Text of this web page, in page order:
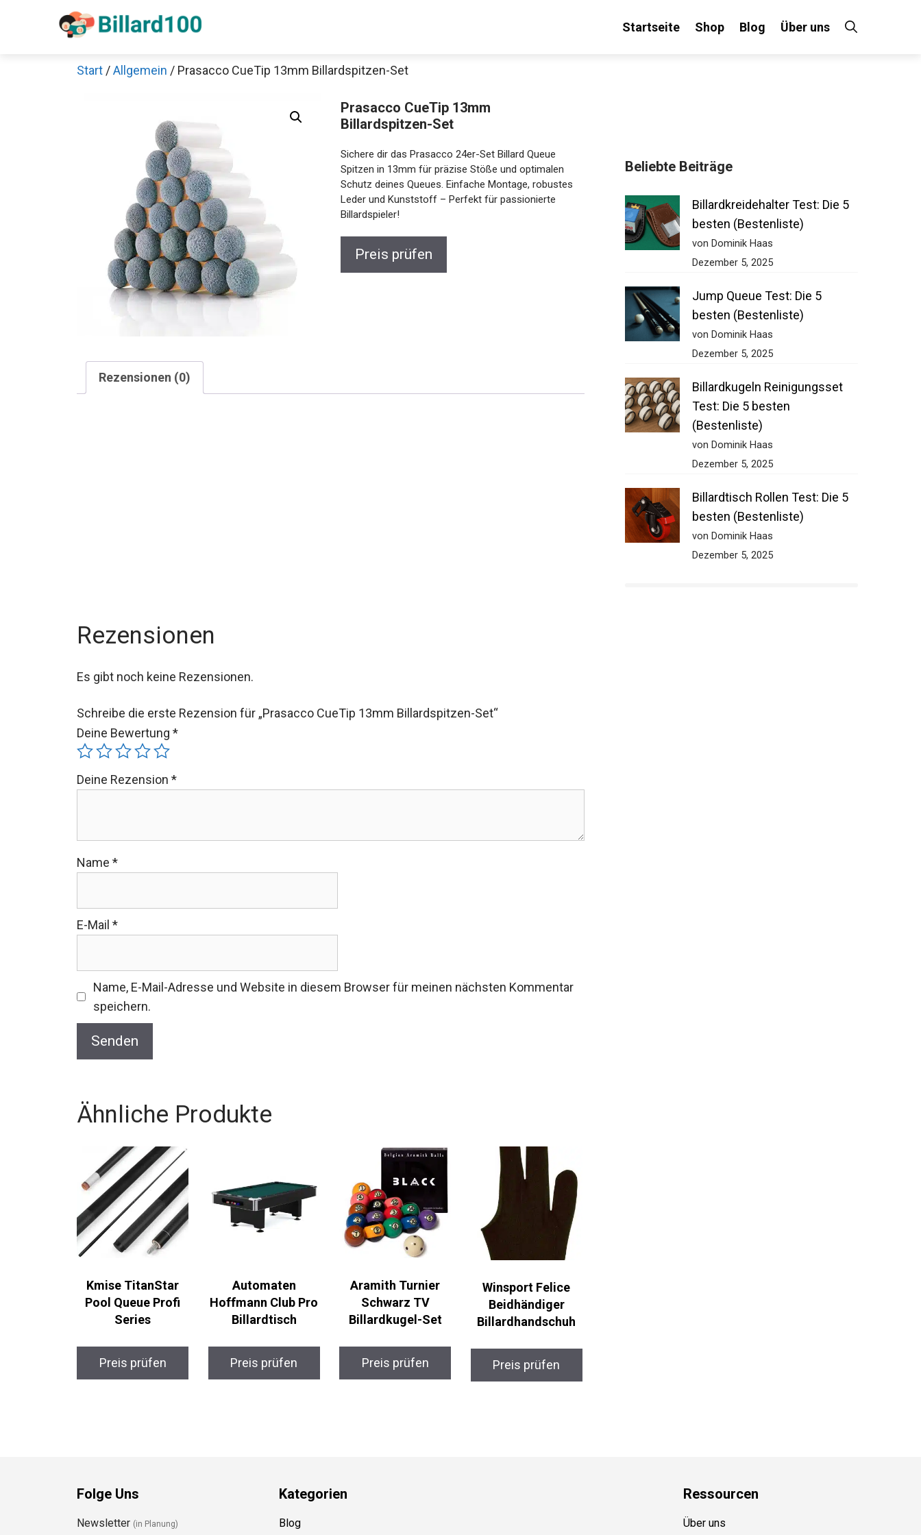
Startseite Shop Blog Über uns
Start /Allgemein / Prasacco CueTip 13mm Billardspitzen-Set
Prasacco CueTip 13mm
Billardspitzen-Set
Sichere dir das Prasacco 24er-Set Billard Queue
Spitzen in 13mm für präzise Stöße und optimalen
Schutz deines Queues. Einfache Montage, robustes
Leder und Kunststoff – Perfekt für passionierte
Billardspieler!
Preis prüfen
Rezensionen (0)
Rezensionen
Es gibt noch keine Rezensionen.
Schreibe die erste Rezension für „Prasacco CueTip 13mm Billardspitzen-Set“
Deine Bewertung *
Deine Rezension *
Name *
E-Mail *
Name, E-Mail-Adresse und Website in diesem Browser für meinen nächsten Kommentar
speichern.
Ähnliche Produkte
Kmise TitanStar
Pool Queue Profi
Series
Preis prüfen
Automaten
Hoffmann Club Pro
Billardtisch
Preis prüfen
Aramith Turnier
Schwarz TV
Billardkugel-Set
Preis prüfen
Winsport Felice
Beidhändiger
Billardhandschuh
Preis prüfen
Beliebte Beiträge
Billardkreidehalter Test: Die 5
besten (Bestenliste)
von Dominik Haas
Dezember 5, 2025
Jump Queue Test: Die 5
besten (Bestenliste)
von Dominik Haas
Dezember 5, 2025
Billardkugeln Reinigungsset
Test: Die 5 besten
(Bestenliste)
von Dominik Haas
Dezember 5, 2025
Billardtisch Rollen Test: Die 5
besten (Bestenliste)
von Dominik Haas
Dezember 5, 2025
Folge Uns
Newsletter (in Planung)
Kategorien
Blog
Ressourcen
Über uns